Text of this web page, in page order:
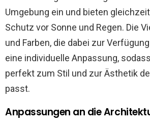
Umgebung ein und bieten
Schutz vor Sonne und Regen. Die
und Farben, die dabei zur
eine individuelle Anpassung,
perfekt zum Stil und zur Ästhetik
passt.
Anpassungen an die